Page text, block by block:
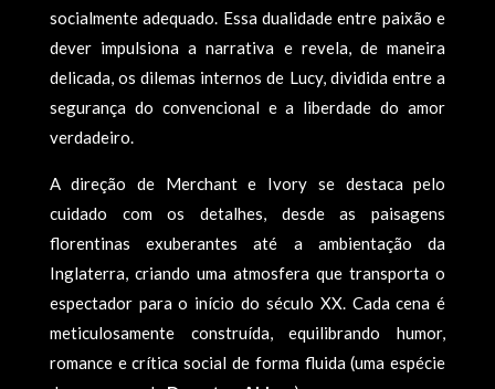
socialmente adequado. Essa dualidade entre paixão e
dever impulsiona a narrativa e revela, de maneira
delicada, os dilemas internos de Lucy, dividida entre a
segurança do convencional e a liberdade do amor
verdadeiro.
A direção de Merchant e Ivory se destaca pelo
cuidado com os detalhes, desde as paisagens
florentinas exuberantes até a ambientação da
Inglaterra, criando uma atmosfera que transporta o
espectador para o início do século XX. Cada cena é
meticulosamente construída, equilibrando humor,
romance e crítica social de forma fluida (uma espécie